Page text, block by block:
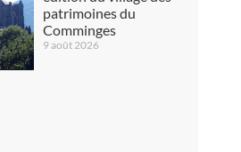
patrimoines du
Comminges
9 août 2026